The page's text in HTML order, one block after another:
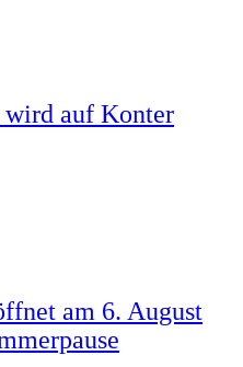
wird auf Konter
am 6. August